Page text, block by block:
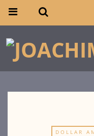
DOLLAR